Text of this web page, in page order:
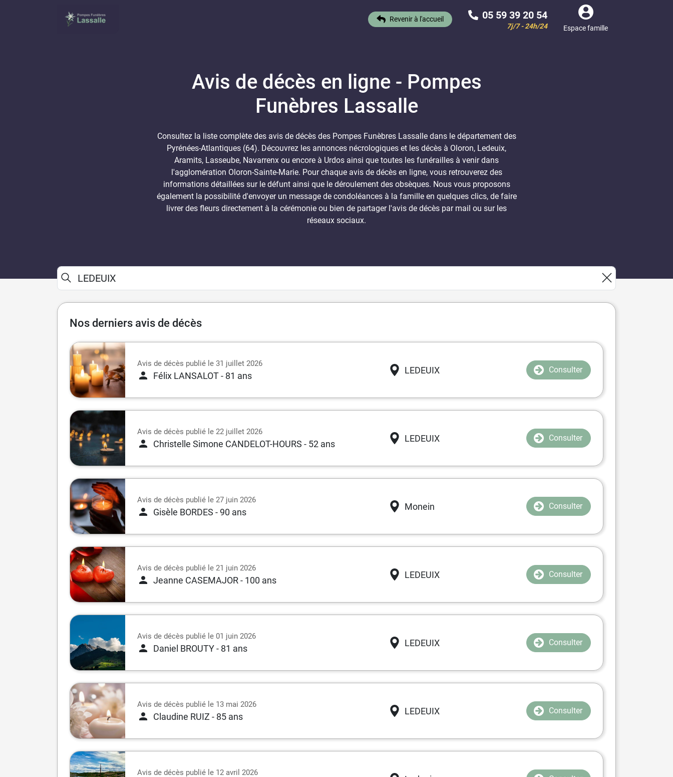
Revenir à l'accueil 05 59 39 20 54
7j/7 - 24h/24 Espace famille
Avis de décès en ligne - Pompes
Funèbres Lassalle
Consultez la liste complète des avis de décès des Pompes Funèbres Lassalle dans le département des
Pyrénées-Atlantiques (64). Découvrez les annonces nécrologiques et les décès à Oloron, Ledeuix,
Aramits, Lasseube, Navarrenx ou encore à Urdos ainsi que toutes les funérailles à venir dans
l'agglomération Oloron-Sainte-Marie. Pour chaque avis de décès en ligne, vous retrouverez des
informations détaillées sur le défunt ainsi que le déroulement des obsèques. Nous vous proposons
également la possibilité d'envoyer un message de condoléances à la famille en quelques clics, de faire
livrer des fleurs directement à la cérémonie ou bien de partager l'avis de décès par mail ou sur les
réseaux sociaux.
Nos derniers avis de décès
Avis de décès publié le 31 juillet 2026
Félix LANSALOT- 81 ans
LEDEUIX Consulter
Avis de décès publié le 22 juillet 2026
Christelle Simone CANDELOT-HOURS - 52 ans
LEDEUIX Consulter
Avis de décès publié le 27 juin 2026
Gisèle BORDES - 90 ans
Monein Consulter
Avis de décès publié le 21 juin 2026
Jeanne CASEMAJOR- 100 ans
LEDEUIX Consulter
Avis de décès publié le 01 juin 2026
Daniel BROUTY- 81 ans
LEDEUIX Consulter
Avis de décès publié le 13 mai 2026
Claudine RUIZ - 85 ans
LEDEUIX Consulter
Avis de décès publié le 12 avril 2026